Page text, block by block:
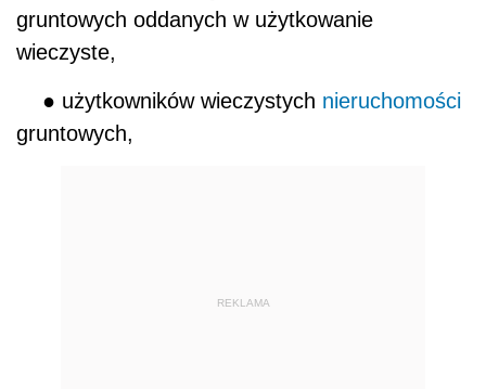
gruntowych oddanych w użytkowanie
wieczyste,
● użytkowników wieczystych nieruchomości
gruntowych,
REKLAMA